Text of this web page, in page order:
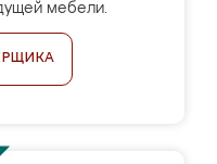
мебели.